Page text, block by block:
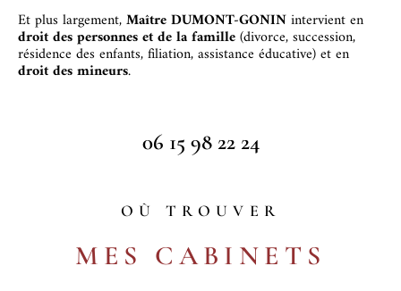
Et plus largement,Maître DUMONT-GONINintervient en
droit des personnes et de la famille(divorce, succession,
résidence des enfants, filiation, assistance éducative) et en
droit des mineurs.
06 15 98 22 24
OÙ TROUVER
MES CABINETS